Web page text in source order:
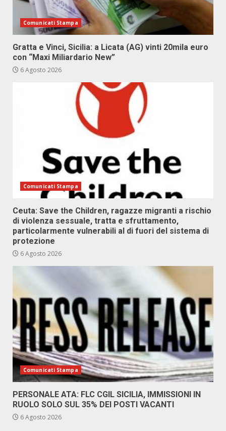
Comunicati Stampa
Gratta e Vinci, Sicilia: a Licata (AG) vinti 20mila euro
con “Maxi Miliardario New”
6 Agosto 2026
Comunicati Stampa
Ceuta: Save the Children, ragazze migranti a rischio
di violenza sessuale, tratta e sfruttamento,
particolarmente vulnerabili al di fuori del sistema di
protezione
6 Agosto 2026
Comunicati Stampa
PERSONALE ATA: FLC CGIL SICILIA, IMMISSIONI IN
RUOLO SOLO SUL 35% DEI POSTI VACANTI
6 Agosto 2026